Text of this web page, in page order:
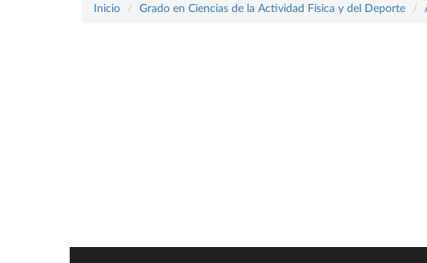
Inicio Grado en Ciencias de la Actividad Física y del Deporte